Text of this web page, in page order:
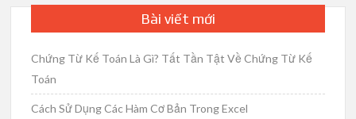
Bài viết mới
Chứng Từ Kế Toán Là Gì? Tất Tần Tật Về Chứng Từ Kế
Toán
Cách Sử Dụng Các Hàm Cơ Bản Trong Excel